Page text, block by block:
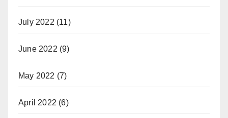
July 2022 (11)
June 2022 (9)
May 2022 (7)
April 2022 (6)